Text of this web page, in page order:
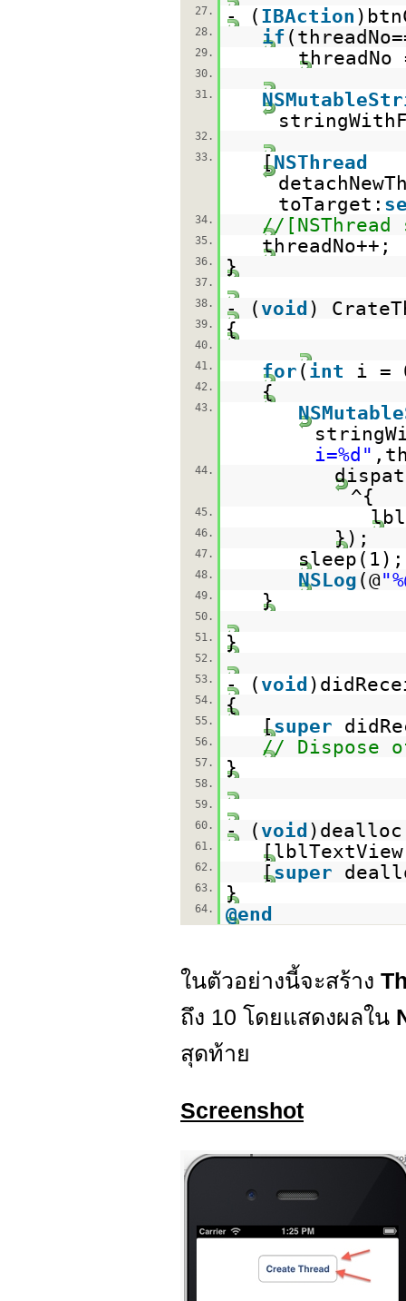
27.
- ( IBAction
28. if
29.
30.
31.
32.
33.
[NSThread
toTarget:
34. //
35. threadNo++;
36. }
37.
38.
- ( void)
39. {
40.
41.
for ( int i =
42. {
43.
i=%d"
44.
^{
45.
46. });
47. sleep(1);
48. NSLog (@
49. }
50.
51.
}
52.
53.
- ( void
54. {
55. [super
56. // Dispose
57. }
58.
59.
60.
- ( void
61.
62. [super
63. }
64. @end
ในตัวอย่างนี้จะสร้าง
ถึง 10 โดยแสดงผลใน
สุดท้าย
Screenshot